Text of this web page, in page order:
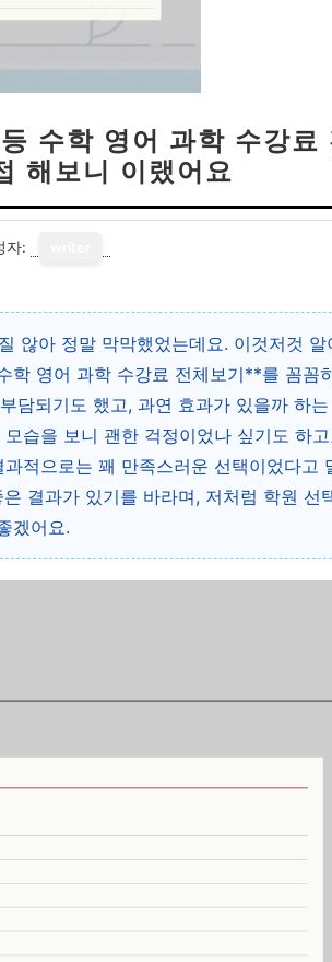
수학 영어 과학 수강료
해보니 이랬어요
자:
않아 정말 막막했었는데요. 이것저것 알
영어 과학 수강료 전체보기**를 꼼꼼
담되기도 했고, 과연 효과가 있을까 하는
습을 보니 괜한 걱정이었나 싶기도 하
적으로는 꽤 만족스러운 선택이었다고
결과가 있기를 바라며, 저처럼 학원 선
겠어요.